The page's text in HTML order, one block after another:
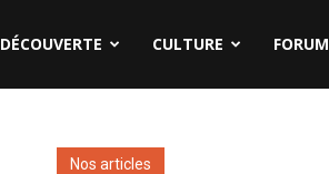
DÉCOUVERTE CULTURE FORUM
Nos articles